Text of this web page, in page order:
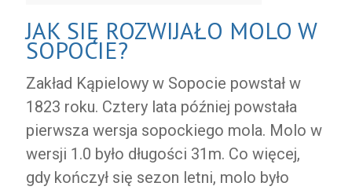
JAK SIĘ ROZWIJAŁO MOLO W
SOPOCIE?
Zakład Kąpielowy w Sopocie powstał w
1823 roku. Cztery lata później powstała
pierwsza wersja sopockiego mola. Molo w
wersji 1.0 było długości 31m. Co więcej,
gdy kończył się sezon letni, molo było